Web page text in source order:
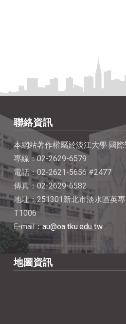
聯絡資訊
本網站著作權屬於淡江大學 國際
專線：02-2629-6579
電話：02-2621-5656 #2477
傳真：02-2629-6582
地址：251301新北市淡水區英
T1006
E-mail：au@oa.tku.edu.tw
地圖資訊